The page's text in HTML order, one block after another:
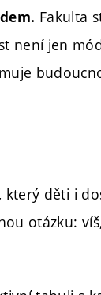
Fakulta
není jen
který děti i
otázku: